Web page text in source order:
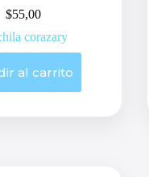
$55,00
corazary
al carrito